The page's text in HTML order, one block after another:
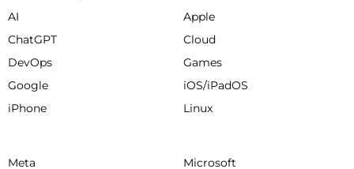
AI
Apple
ChatGPT
Cloud
DevOps
Games
Google
iOS/iPadOS
iPhone
Linux
Meta
Microsoft